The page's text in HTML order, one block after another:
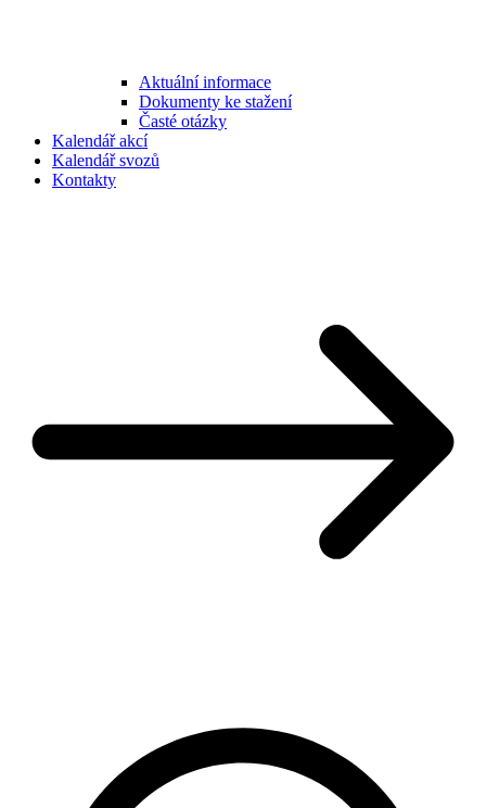
Aktuální informace
Dokumenty ke stažení
Časté otázky
Kalendář akcí
Kalendář svozů
Kontakty